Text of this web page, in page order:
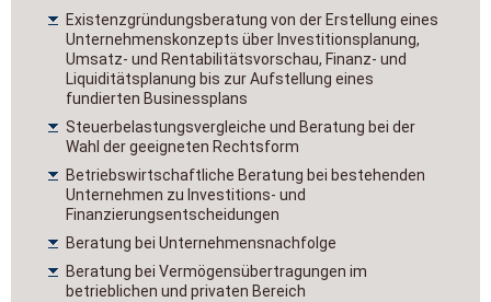
Existenzgründungsberatung von der Erstellung eines
Unternehmenskonzepts über Investitionsplanung,
Umsatz- und Rentabilitätsvorschau, Finanz- und
Liquiditätsplanung bis zur Aufstellung eines
fundierten Businessplans
Steuerbelastungsvergleiche und Beratung bei der
Wahl der geeigneten Rechtsform
Betriebswirtschaftliche Beratung bei bestehenden
Unternehmen zu Investitions- und
Finanzierungsentscheidungen
Beratung bei Unternehmensnachfolge
Beratung bei Vermögensübertragungen im
betrieblichen und privaten Bereich